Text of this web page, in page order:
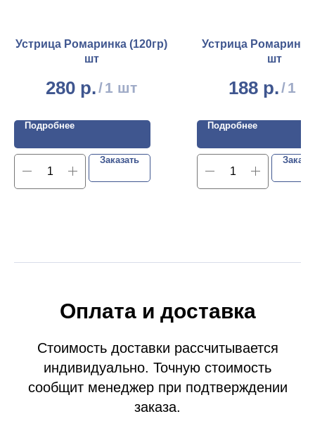
Устрица Ромаринка (120гр)
шт
280 р./1 шт
Подробнее
Заказать
Устрица Ромаринка
шт
188 р./1
Подробнее
Оплата и доставка
Стоимость доставки рассчитывается
индивидуально. Точную стоимость
сообщит менеджер при подтверждении
заказа.